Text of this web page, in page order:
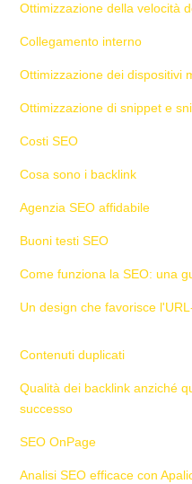
Contenuti duplicati
Qualità dei backlink anziché
successo
SEO OnPage
Analisi SEO efficace con
Ottimizzazione della velocità
Collegamento interno
Ottimizzazione dei dispositivi
Ottimizzazione di snippet e
Costi SEO
Cosa sono i backlink
Agenzia SEO affidabile
Buoni testi SEO
Come funziona la SEO: una
Un design che favorisce